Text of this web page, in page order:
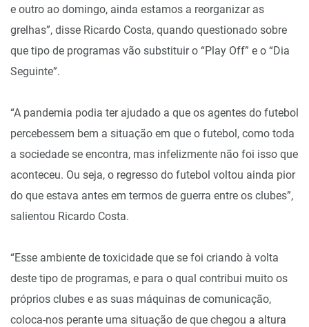
e outro ao domingo, ainda estamos a reorganizar as
grelhas”, disse Ricardo Costa, quando questionado sobre
que tipo de programas vão substituir o “Play Off” e o “Dia
Seguinte”.
“A pandemia podia ter ajudado a que os agentes do futebol
percebessem bem a situação em que o futebol, como toda
a sociedade se encontra, mas infelizmente não foi isso que
aconteceu. Ou seja, o regresso do futebol voltou ainda pior
do que estava antes em termos de guerra entre os clubes”,
salientou Ricardo Costa.
“Esse ambiente de toxicidade que se foi criando à volta
deste tipo de programas, e para o qual contribui muito os
próprios clubes e as suas máquinas de comunicação,
coloca-nos perante uma situação de que chegou a altura